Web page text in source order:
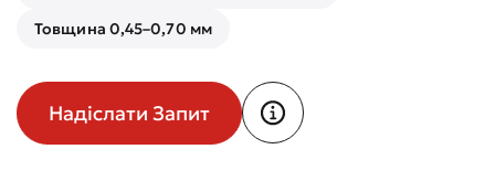
Товщина 0,45–0,70 мм
Надіслати Запит